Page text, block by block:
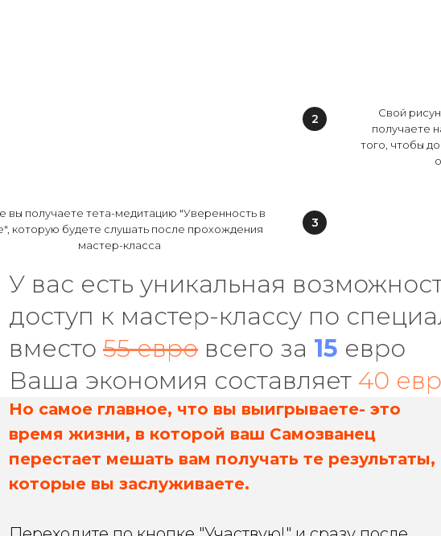
Свой
получаете
того, чтобы
вы получаете тета-медитацию "Уверенность в
которую будете слушать после прохождения
мастер-класса
У вас есть уникальная
доступ к мастер-классу по
вместо 55 евро всего за 15 евро
Ваша экономия составляет 40
Но самое главное, что вы выигрываете- это
время жизни, в которой ваш Самозванец
перестает мешать вам получать те результаты,
которые вы заслуживаете.